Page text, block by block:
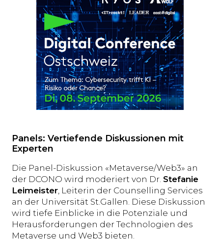
Panels: Vertiefende Diskussionen mit
Experten
Die Panel-Diskussion «Metaverse/Web3» an
der DCONO wird moderiert von Dr. Stefanie
Leimeister, Leiterin der Counselling Services
an der Universität St.Gallen. Diese Diskussion
wird tiefe Einblicke in die Potenziale und
Herausforderungen der Technologien des
Metaverse und Web3 bieten.